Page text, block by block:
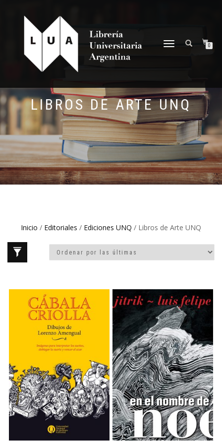
NAVEGACIÓN
0
LIBROS DE ARTE UNQ
Inicio / Editoriales / Ediciones UNQ / Libros de Arte UNQ